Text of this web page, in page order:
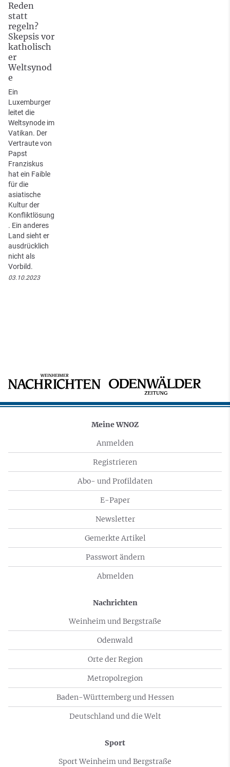
Reden
statt
regeln?
Skepsis vor
katholisch
er
Weltsynod
e
Ein
Luxemburger
leitet die
Weltsynode im
Vatikan. Der
Vertraute von
Papst
Franziskus
hat ein Faible
für die
asiatische
Kultur der
Konfliktlösung
. Ein anderes
Land sieht er
ausdrücklich
nicht als
Vorbild.
03.10.2023
Meine WNOZ
Anmelden
Registrieren
Abo- und Profildaten
E-Paper
Newsletter
Gemerkte Artikel
Passwort ändern
Abmelden
Nachrichten
Weinheim und Bergstraße
Odenwald
Orte der Region
Metropolregion
Baden-Württemberg und Hessen
Deutschland und die Welt
Sport
Sport Weinheim und Bergstraße